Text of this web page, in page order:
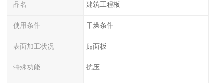
品名 建筑工程板
使用条件 干燥条件
表面加工状况 贴面板
特殊功能 抗压